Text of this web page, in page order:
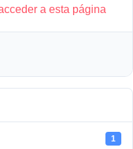
a esta página
1